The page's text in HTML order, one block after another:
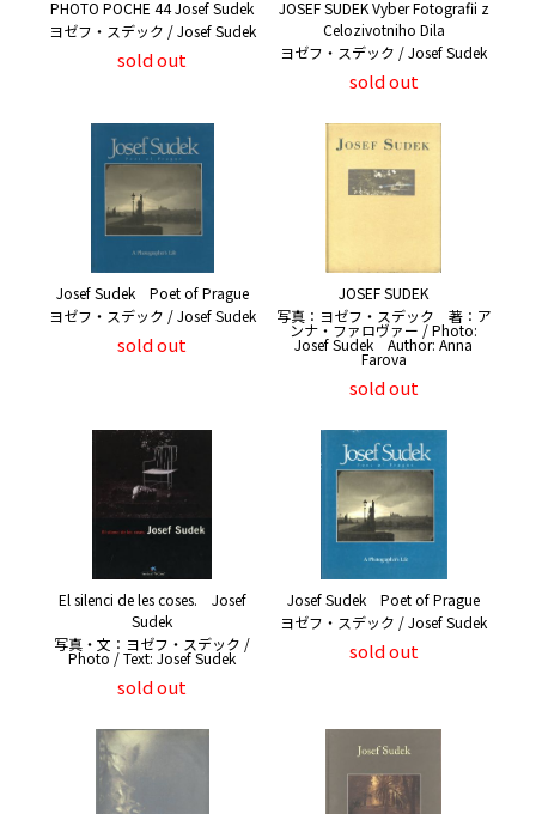
PHOTO POCHE 44 Josef Sudek
ヨゼフ・スデック / Josef Sudek
sold out
JOSEF SUDEK Vyber Fotografii z
Celozivotniho Dila
ヨゼフ・スデック / Josef Sudek
sold out
Josef Sudek Poet of Prague
ヨゼフ・スデック / Josef Sudek
sold out
JOSEF SUDEK
写真：ヨゼフ・スデック 著：ア
ンナ・ファロヴァー / Photo:
Josef Sudek Author: Anna
Farova
sold out
El silenci de les coses. Josef
Sudek
写真・文：ヨゼフ・スデック /
Photo / Text: Josef Sudek
sold out
Josef Sudek Poet of Prague
ヨゼフ・スデック / Josef Sudek
sold out